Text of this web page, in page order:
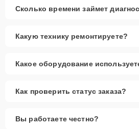
Сколько времени займет
Какую технику ремонтируете?
Какое оборудование
Как проверить статус заказа?
Вы работаете честно?